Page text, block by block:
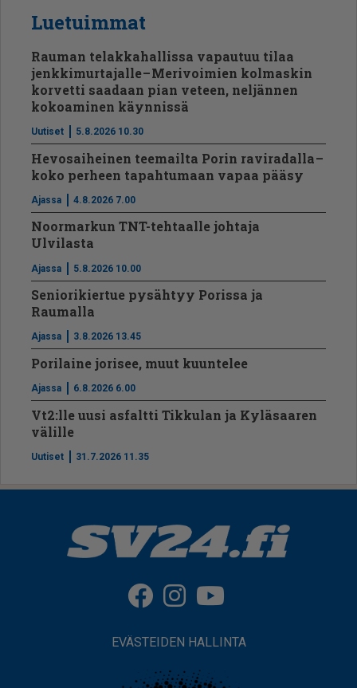
Luetuimmat
Rauman telakkahallissa vapautuu tilaa
jenkkimurtajalle – Merivoimien kolmaskin
korvetti saadaan pian veteen, neljännen
kokoaminen käynnissä
Uutiset 5.8.2026 10.30
Hevosaiheinen teemailta Porin raviradalla –
koko perheen tapahtumaan vapaa pääsy
Ajassa 4.8.2026 7.00
Noormarkun TNT-tehtaalle johtaja
Ulvilasta
Ajassa 5.8.2026 10.00
Seniorikiertue pysähtyy Porissa ja
Raumalla
Ajassa 3.8.2026 13.45
Porilaine jorisee, muut kuuntelee
Ajassa 6.8.2026 6.00
Vt2:lle uusi asfaltti Tikkulan ja Kyläsaaren
välille
Uutiset 31.7.2026 11.35
EVÄSTEIDEN HALLINTA